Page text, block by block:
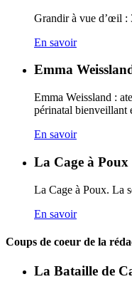
Grandir à vue d’œil :
En savoir
Emma
Emma Weissland :
périnatal
En savoir
La Cage à Poux
La Cage à Poux. La
En savoir
Coups de coeur de la
La Bataille de